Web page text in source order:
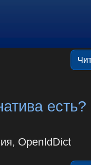
есть?
OpenIdDict